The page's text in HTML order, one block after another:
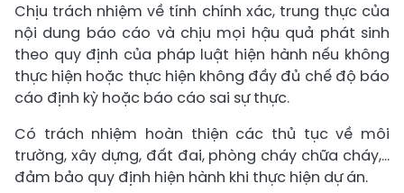
Chịu trách nhiệm về tính chính xác, trung thực của
nội dung báo cáo và chịu mọi hậu quả phát sinh
theo quy định của pháp luật hiện hành nếu không
thực hiện hoặc thực hiện không đầy đủ chế độ báo
cáo định kỳ hoặc báo cáo sai sự thực.
Có trách nhiệm hoàn thiện các thủ tục về môi
trường, xây dựng, đất đai, phòng cháy chữa cháy,...
đảm bảo quy định hiện hành khi thực hiện dự án.